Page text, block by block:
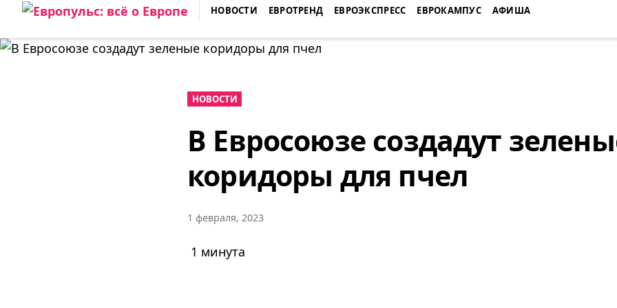
Skip
content
ЕВРОПУЛЬС: ВСЁ О ЕВРОПЕ
НОВОСТИ ЕВРОТРЕНД ЕВРОЭКСПРЕСС ЕВРОКАМПУС АФИША
НОВОСТИ
В Евросоюзе создадут
коридоры для пчел
1 февраля, 2023
1 минута